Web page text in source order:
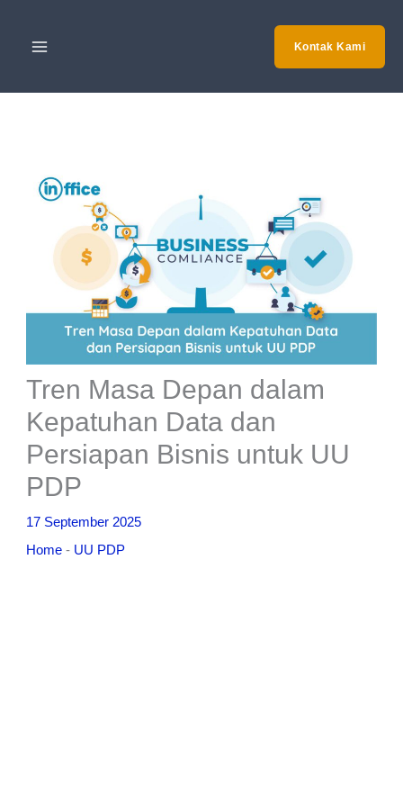
Kontak Kami
Tren Masa Depan dalam
Kepatuhan Data dan
Persiapan Bisnis untuk UU
PDP
17 September 2025
Home - UU PDP